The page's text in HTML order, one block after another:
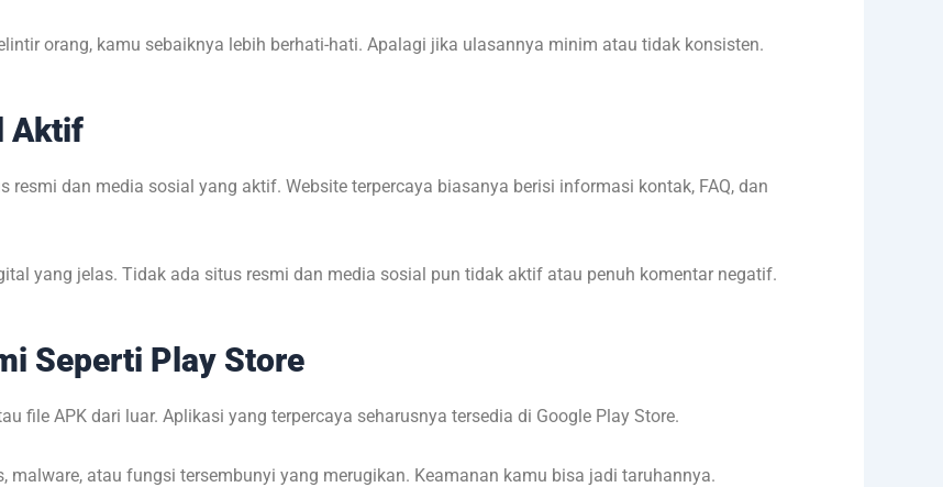
orang, kamu sebaiknya lebih berhati-hati. Apalagi jika ulasannya minim atau tidak konsisten.
Aktif
dan media sosial yang aktif. Website terpercaya biasanya berisi informasi kontak, FAQ, dan
yang jelas. Tidak ada situs resmi dan media sosial pun tidak aktif atau penuh komentar negatif.
Seperti Play Store
file APK dari luar. Aplikasi yang terpercaya seharusnya tersedia di Google Play Store.
malware, atau fungsi tersembunyi yang merugikan. Keamanan kamu bisa jadi taruhannya.